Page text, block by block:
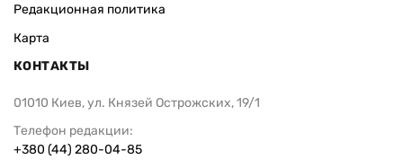
Редакционная политика
Карта
КОНТАКТЫ
01010 Киев, ул. Князей Острожских, 19/1
Телефон редакции:
+380 (44) 280-04-85